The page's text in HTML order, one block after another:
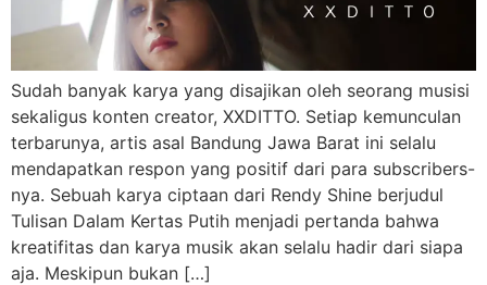
Sudah banyak karya yang disajikan oleh seorang musisi
sekaligus konten creator, XXDITTO. Setiap kemunculan
terbarunya, artis asal Bandung Jawa Barat ini selalu
mendapatkan respon yang positif dari para subscribers-
nya. Sebuah karya ciptaan dari Rendy Shine berjudul
Tulisan Dalam Kertas Putih menjadi pertanda bahwa
kreatifitas dan karya musik akan selalu hadir dari siapa
aja. Meskipun bukan […]